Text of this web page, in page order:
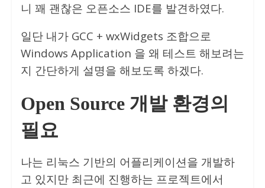
니 꽤 괜찮은 오픈소스 IDE를 발견하였다.
일단 내가 GCC + wxWidgets 조합으로
Windows Application 을 왜 테스트 해보려는
지 간단하게 설명을 해보도록 하겠다.
Open Source 개발 환경의
필요
나는 리눅스 기반의 어플리케이션을 개발하
고 있지만 최근에 진행하는 프로젝트에서